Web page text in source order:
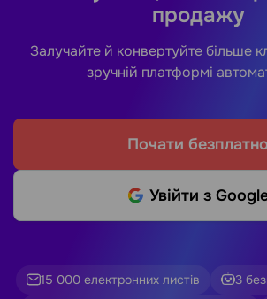
продажу
Залучайте й конвертуйте більше
зручній платформі
Почати безплатно
Увійти з
15 000 електронних листів
3